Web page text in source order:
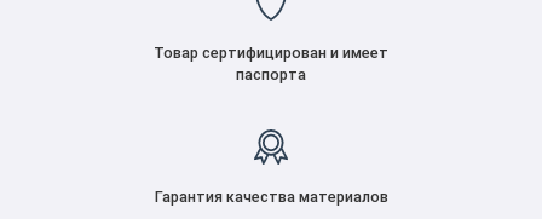
Товар сертифицирован и имеет
паспорта
Гарантия качества материалов